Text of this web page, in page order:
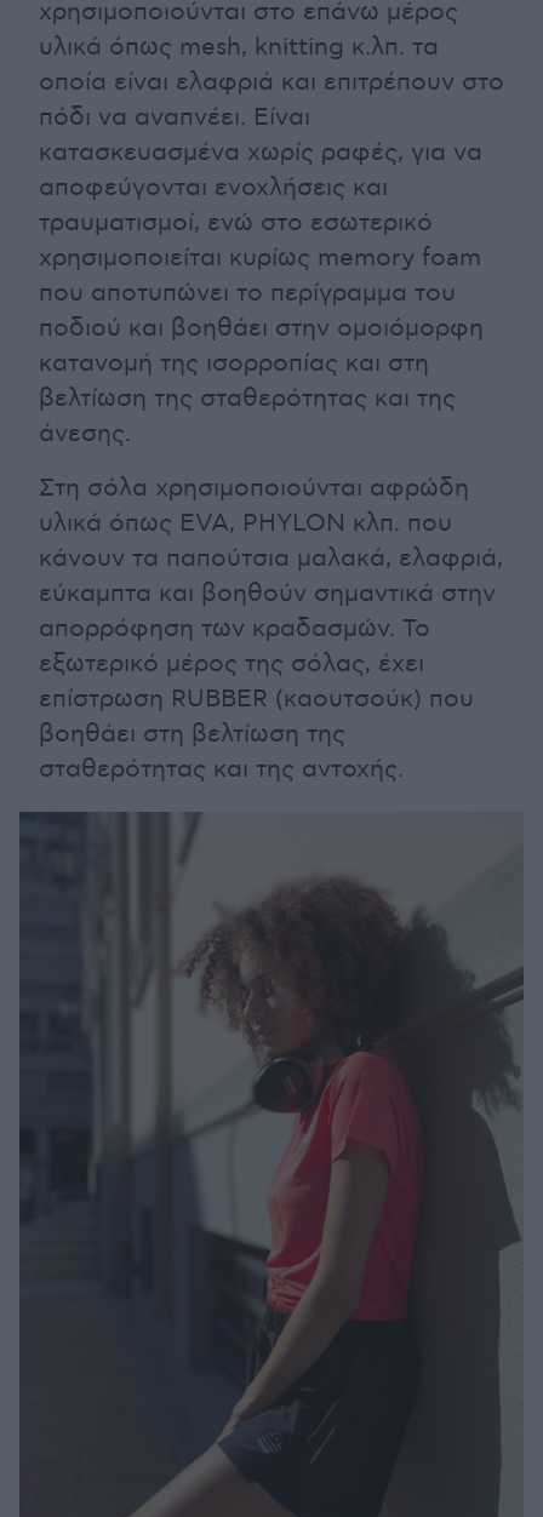
χρησιμοποιούνται στο επάνω μέρος
υλικά όπως mesh, knitting κ.λπ. τα
οποία είναι ελαφριά και επιτρέπουν στο
πόδι να αναπνέει. Είναι
κατασκευασμένα χωρίς ραφές, για να
αποφεύγονται ενοχλήσεις και
τραυματισμοί, ενώ στο εσωτερικό
χρησιμοποιείται κυρίως memory foam
που αποτυπώνει το περίγραμμα του
ποδιού και βοηθάει στην ομοιόμορφη
κατανομή της ισορροπίας και στη
βελτίωση της σταθερότητας και της
άνεσης.
Στη σόλα χρησιμοποιούνται αφρώδη
υλικά όπως EVA, PHYLON κλπ. που
κάνουν τα παπούτσια μαλακά, ελαφριά,
εύκαμπτα και βοηθούν σημαντικά στην
απορρόφηση των κραδασμών. Το
εξωτερικό μέρος της σόλας, έχει
επίστρωση RUBBER (καουτσούκ) που
βοηθάει στη βελτίωση της
σταθερότητας και της αντοχής.